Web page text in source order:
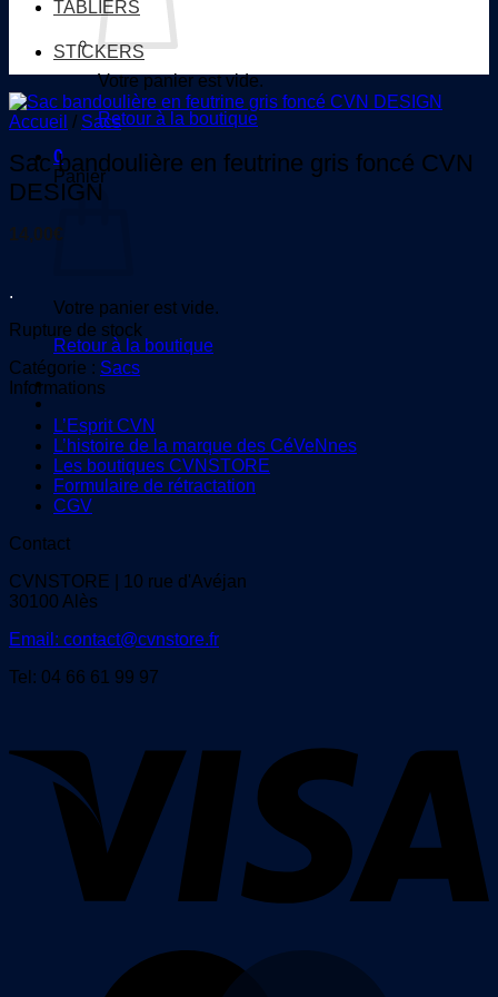
Votre panier est vide.
Retour à la boutique
0
Panier
Votre panier est vide.
Retour à la boutique
TABLIERS
STICKERS
Accueil / Sacs
Sac bandoulière en feutrine gris foncé CVN
DESIGN
14,00€
.
Rupture de stock
Catégorie : Sacs
Informations
L’Esprit CVN
L’histoire de la marque des CéVeNnes
Les boutiques CVNSTORE
Formulaire de rétractation
CGV
Contact
CVNSTORE | 10 rue d'Avéjan
30100 Alès
Email: contact@cvnstore.fr
Tel: 04 66 61 99 97